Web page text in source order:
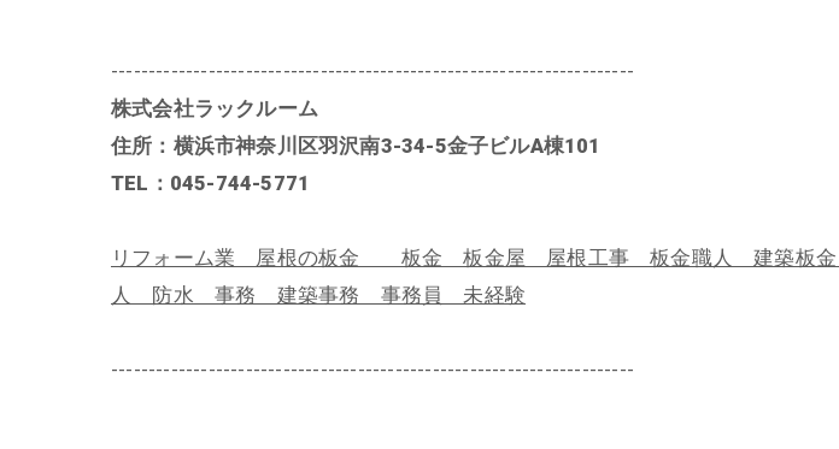
----------------------------------------------------------------------
株式会社ラックルーム
住所：横浜市神奈川区羽沢南3-34-5金子ビルA棟101
TEL：045-744-5771
リフォーム業 屋根の板金 板金 板金屋 屋根工事 板金職人 建築板
人 防水 事務 建築事務 事務員 未経験
----------------------------------------------------------------------